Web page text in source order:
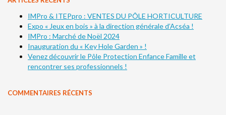
IMPro & ITEPpro : VENTES DU PÔLE HORTICULTURE
Expo « Jeux en bois » à la direction générale d’Acséa !
IMPro : Marché de Noël 2024
Inauguration du « Key Hole Garden » !
Venez découvrir le Pôle Protection Enfance Famille et
rencontrer ses professionnels !
COMMENTAIRES RÉCENTS